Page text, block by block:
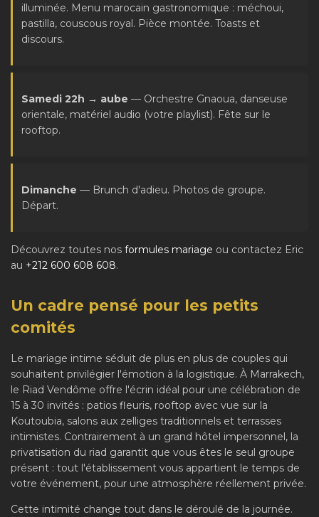
illuminée. Menu marocain gastronomique : méchoui,
pastilla, couscous royal. Pièce montée. Toasts et
discours.
Samedi 22h → aube — Orchestre Gnaoua, danseuse
orientale, matériel audio (votre playlist). Fête sur le
rooftop.
Dimanche — Brunch d'adieu. Photos de groupe.
Départ.
Découvrez toutes nos formules mariage ou contactez Eric
au +212 600 608 608.
Un cadre pensé pour les petits
comités
Le mariage intime séduit de plus en plus de couples qui
souhaitent privilégier l'émotion à la logistique. À Marrakech,
le Riad Vendôme offre l'écrin idéal pour une célébration de
15 à 30 invités : patios fleuris, rooftop avec vue sur la
Koutoubia, salons aux zelliges traditionnels et terrasses
intimistes. Contrairement à un grand hôtel impersonnel, la
privatisation du riad garantit que vous êtes le seul groupe
présent : tout l'établissement vous appartient le temps de
votre événement, pour une atmosphère réellement privée.
Cette intimité change tout dans le déroulé de la journée.